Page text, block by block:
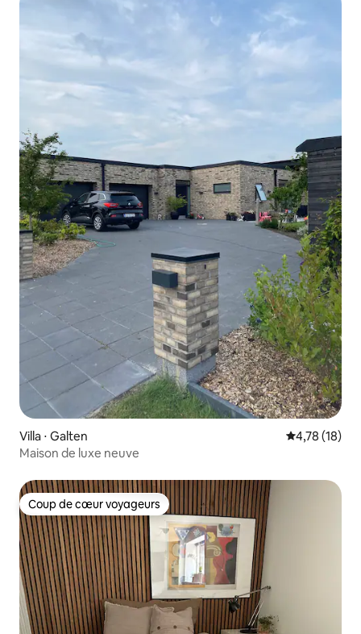
Villa ⋅ Galten Évaluation
4,78 (18)
Maison de luxe neuve
Coup de cœur voyageurs
Coup de cœur voyageurs